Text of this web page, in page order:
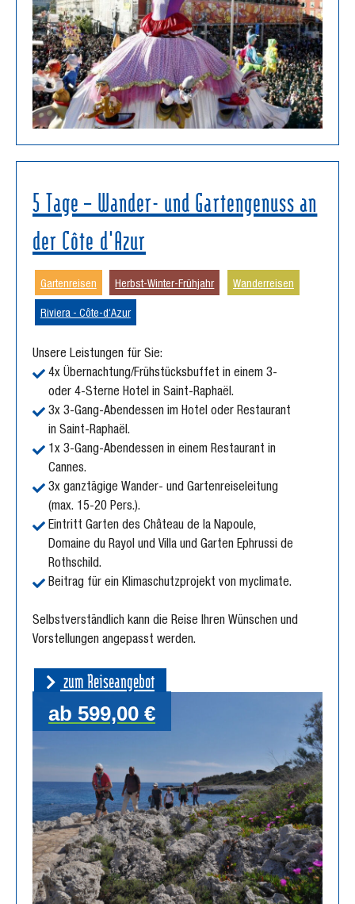
5 Tage – Wander- und Gartengenuss an
der Côte d'Azur
Gartenreisen Herbst-Winter-Frühjahr Wanderreisen
Riviera - Côte-d‘Azur
Unsere Leistungen für Sie:
4x Übernachtung/Frühstücksbuffet in einem 3-
oder 4-Sterne Hotel in Saint-Raphaël.
3x 3-Gang-Abendessen im Hotel oder Restaurant
in Saint-Raphaël.
1x 3-Gang-Abendessen in einem Restaurant in
Cannes.
3x ganztägige Wander- und Gartenreiseleitung
(max. 15-20 Pers.).
Eintritt Garten des Château de la Napoule,
Domaine du Rayol und Villa und Garten Ephrussi de
Rothschild.
Beitrag für ein Klimaschutzprojekt von myclimate.
Selbstverständlich kann die Reise Ihren Wünschen und
Vorstellungen angepasst werden.
zum Reiseangebot
ab 599,00 €